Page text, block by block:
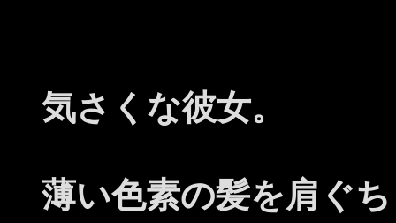
気さくな彼女。
薄い色素の髪を肩ぐ